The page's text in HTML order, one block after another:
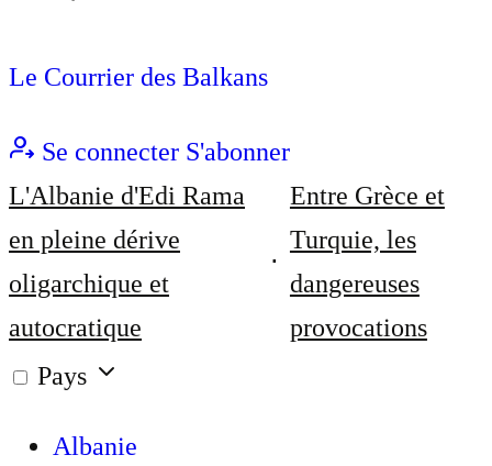
Le Courrier des Balkans
Se connecter S'abonner
L'Albanie d'Edi Rama
en pleine dérive
oligarchique et
autocratique
Entre Grèce et
Turquie, les
dangereuses
provocations
Pays
Albanie